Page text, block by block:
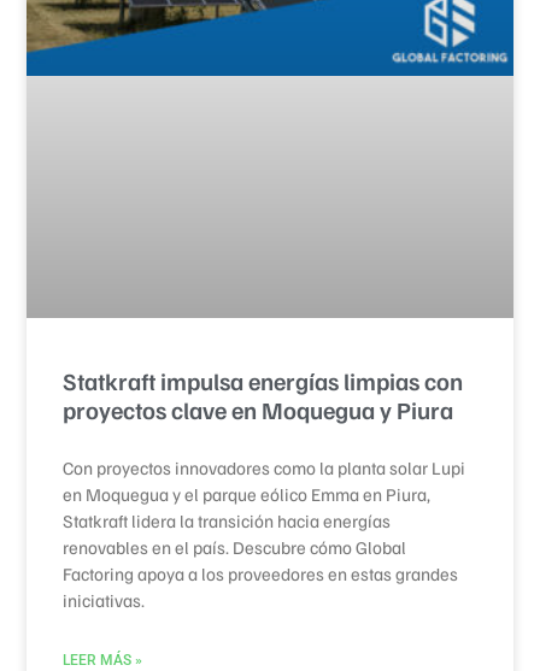
Statkraft impulsa energías limpias con
proyectos clave en Moquegua y Piura
Con proyectos innovadores como la planta solar Lupi
en Moquegua y el parque eólico Emma en Piura,
Statkraft lidera la transición hacia energías
renovables en el país. Descubre cómo Global
Factoring apoya a los proveedores en estas grandes
iniciativas.
LEER MÁS »